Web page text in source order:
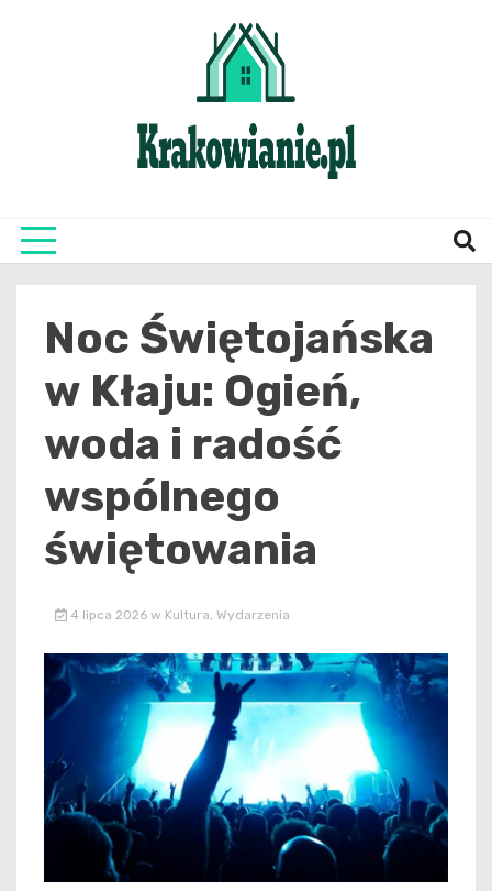
Noc Świętojańska
w Kłaju: Ogień,
woda i radość
wspólnego
świętowania
4 lipca 2026 w Kultura, Wydarzenia